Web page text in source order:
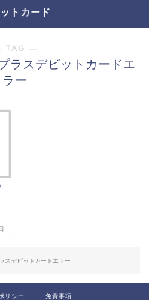
トカード
TAG ―
ラスデビットカードエ
ラー
スデビットカードエラー
リシー 免責事項